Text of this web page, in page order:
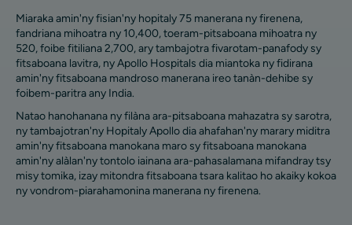
Miaraka amin'ny fisian'ny hopitaly 75 manerana ny firenena,
fandriana mihoatra ny 10,400, toeram-pitsaboana mihoatra ny
520, foibe fitiliana 2,700, ary tambajotra fivarotam-panafody sy
fitsaboana lavitra, ny Apollo Hospitals dia miantoka ny fidirana
amin'ny fitsaboana mandroso manerana ireo tanàn-dehibe sy
foibem-paritra any India.
Natao hanohanana ny filàna ara-pitsaboana mahazatra sy sarotra,
ny tambajotran'ny Hopitaly Apollo dia ahafahan'ny marary miditra
amin'ny fitsaboana manokana maro sy fitsaboana manokana
amin'ny alàlan'ny tontolo iainana ara-pahasalamana mifandray tsy
misy tomika, izay mitondra fitsaboana tsara kalitao ho akaiky kokoa
ny vondrom-piarahamonina manerana ny firenena.